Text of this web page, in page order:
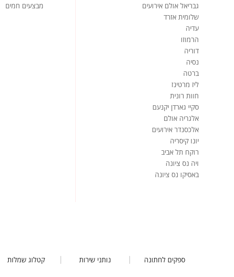
גבריאל אולם אירועים
שלומית אזרד
עדיה
הרמוזו
דוריה
נסיה
ברטה
ליז מרטינז
חוות רונית
סקיי גארדן יקנעם
אלגריה אולם
אלכסנדר אירועים
יונו קיסריה
רוקח תל אביב
ויה נס ציונה
באסיקו נס ציונה
מבצעים חמים
ספקים לחתונה נותני שירות קטלוג שמלות